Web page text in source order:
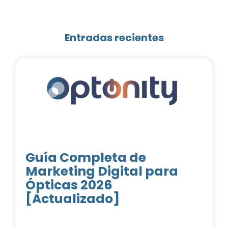
Entradas recientes
Guía Completa de
Marketing Digital para
Ópticas 2026
[Actualizado]